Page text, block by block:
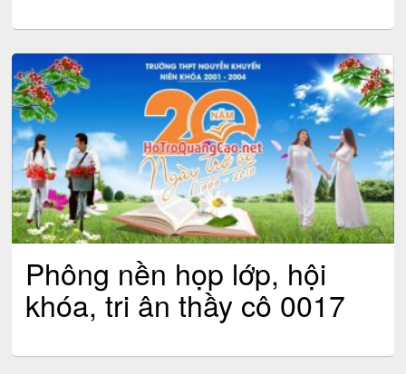
Phông nền họp lớp, hội
khóa, tri ân thầy cô 0017